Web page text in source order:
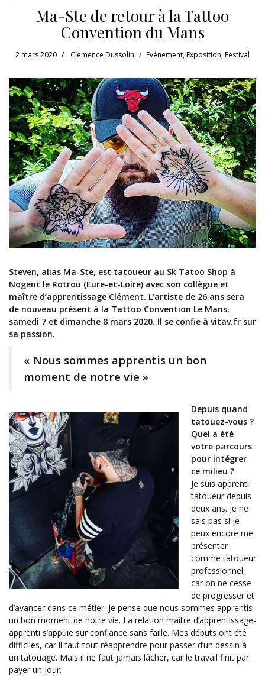
Ma-Ste de retour à la Tattoo
Convention du Mans
2 mars 2020 Clemence Dussolin Evénement,Exposition,Festival
Steven, alias Ma-Ste, est tatoueur au Sk Tatoo Shop à
Nogent le Rotrou (Eure-et-Loire) avec son collègue et
maître d’apprentissage Clément. L’artiste de 26 ans sera
de nouveau présent à la Tattoo Convention Le Mans,
samedi 7 et dimanche 8 mars 2020. Il se confie à vitav.fr sur
sa passion.
« Nous sommes apprentis un bon
moment de notre vie »
Depuis quand
tatouez-vous ?
Quel a été
votre parcours
pour intégrer
ce milieu ?
Je suis apprenti
tatoueur depuis
deux ans. Je ne
sais pas si je
peux encore me
présenter
comme tatoueur
professionnel,
car on ne cesse
de progresser et
d’avancer dans ce métier. Je pense que nous sommes apprentis
un bon moment de notre vie. La relation maître d’apprentissage-
apprenti s’appuie sur confiance sans faille. Mes débuts ont été
difficiles, car il faut tout réapprendre pour passer d’un dessin à
un tatouage. Mais il ne faut jamais lâcher, car le travail finit par
payer un jour.